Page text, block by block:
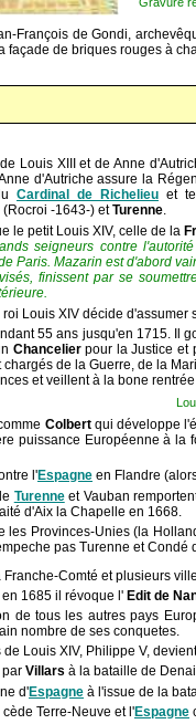
François de Gondi,
façade de briques rouges à
Louis XIII et de Anne
d'Autriche assure la
Cardinal de Richelieu et
(Rocroi -1643-) etTurenne.
le petit Louis XIV, celle de la
seigneurs contre
Paris. Mazarin est d'abord
finissent par se
Louis XIV décide d'assumer
55 ans jusqu'en 1715. Il
Chancelierpour la Justice et
chargés de la Guerre, de la
et veillent à la bone
roi de
Colbertqui développe
puissance Européenne à la
l'Espagne en Flandre
Turenneet Vauban
d'Aix la Chapelle en 1668.
les Provinces-Unies (la
pas Turenne et Condé
Comté et plusieurs
1685 il révoque l' Edit de
de tous les autres pays
nombre de ses conquetes.
Louis XIV, Philippe V,
par Villars à la bataille de
d'Espagne à l'issue de la
Terre-Neuve et l'Espagne